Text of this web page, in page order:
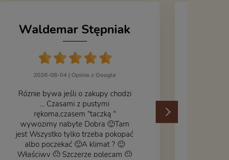
Waldemar Stępniak
2026-08-04 | Opinia z Google
Róznie bywa jeśli o zakupy chodzi
... Czasami z pustymi
rękoma,czasem "taczką "
wywozimy nabyte Dobra 🙂Tam
jest Wszystko tylko trzeba pokopać
albo poczekać 🙂A klimat ? 🙂
Właściwy 🙂 Szczerze polecam 🙂